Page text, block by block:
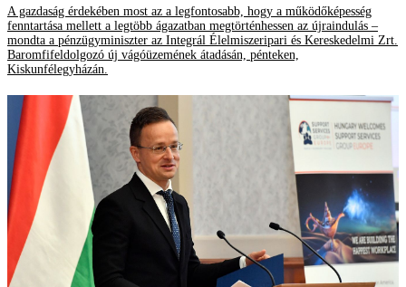
A gazdaság érdekében most az a legfontosabb, hogy a működőképesség
fenntartása mellett a legtöbb ágazatban megtörténhessen az újraindulás –
mondta a pénzügyminiszter az Integrál Élelmiszeripari és Kereskedelmi Zrt.
Baromfifeldolgozó új vágóüzemének átadásán, pénteken,
Kiskunfélegyházán.